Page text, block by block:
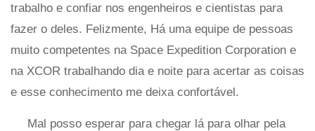
trabalho e confiar nos engenheiros e cientistas para
fazer o deles. Felizmente, Há uma equipe de pessoas
muito competentes na Space Expedition Corporation e
na XCOR trabalhando dia e noite para acertar as coisas
e esse conhecimento me deixa confortável.
Mal posso esperar para chegar lá para olhar pela